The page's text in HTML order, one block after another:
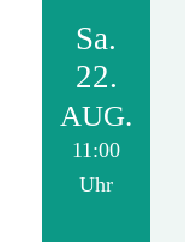
Sa.
22.
AUG.
11:00
Uhr